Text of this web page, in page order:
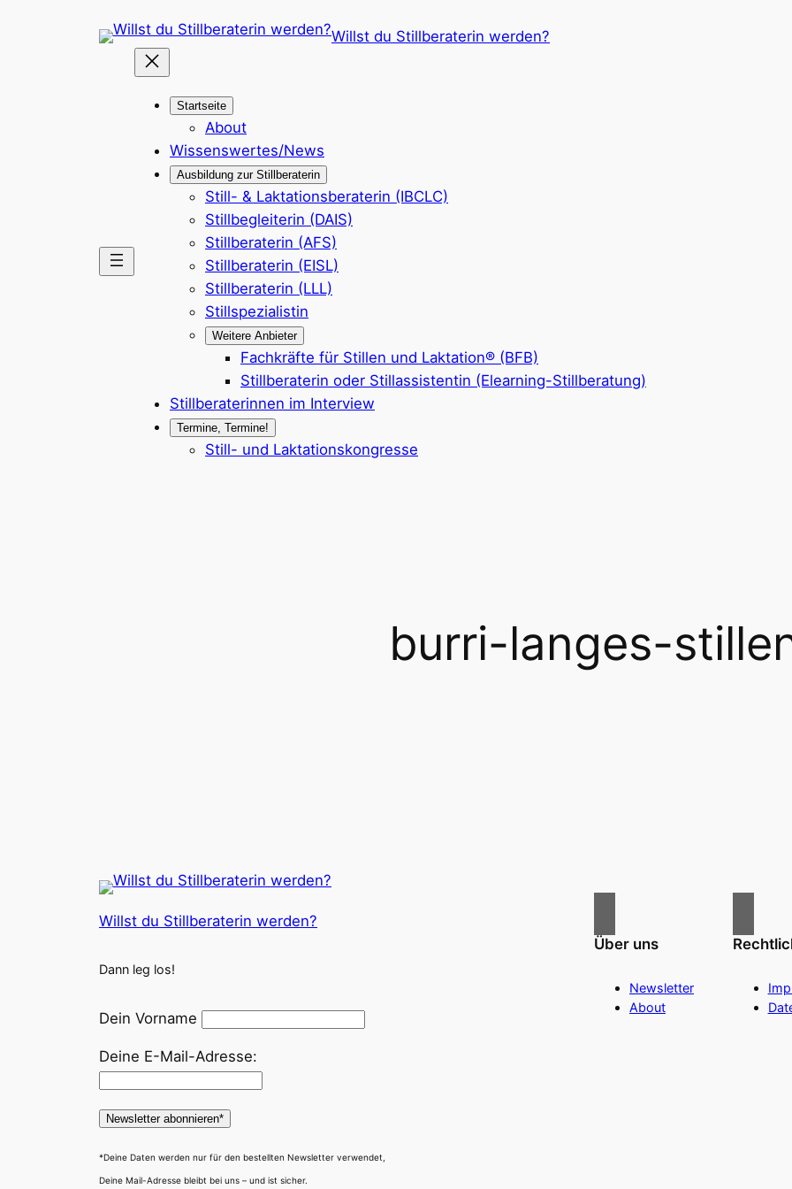
Willst du Stillberaterin werden?
Startseite
About
Wissenswertes/News
Ausbildung zur Stillberaterin
Still- & Laktationsberaterin (IBCLC)
Stillbegleiterin (DAIS)
Stillberaterin (AFS)
Stillberaterin (EISL)
Stillberaterin (LLL)
Stillspezialistin
Weitere Anbieter
Fachkräfte für Stillen und Laktation® (BFB)
Stillberaterin oder Stillassistentin (Elearning-Stillberatung)
Stillberaterinnen im Interview
Termine, Termine!
Still- und Laktationskongresse
burri-langes-
Willst du Stillberaterin werden?
Dann leg los!
Dein Vorname
Deine E-Mail-Adresse:
*Deine Daten werden nur für den bestellten Newsletter verwendet,
Deine Mail-Adresse bleibt bei uns – und ist sicher.
Über uns
Newsletter
About